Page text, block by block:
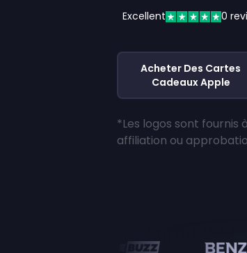
Excellent 0
Acheter Des Cartes
Cadeaux Apple
*Les logos sont
affiliation ou